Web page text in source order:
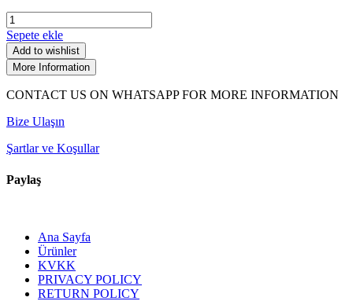
Sepete ekle
Add to wishlist
More Information
CONTACT US ON WHATSAPP FOR MORE INFORMATION
Bize Ulaşın
Şartlar ve Koşullar
Paylaş
Ana Sayfa
Ürünler
KVKK
PRIVACY POLICY
RETURN POLICY